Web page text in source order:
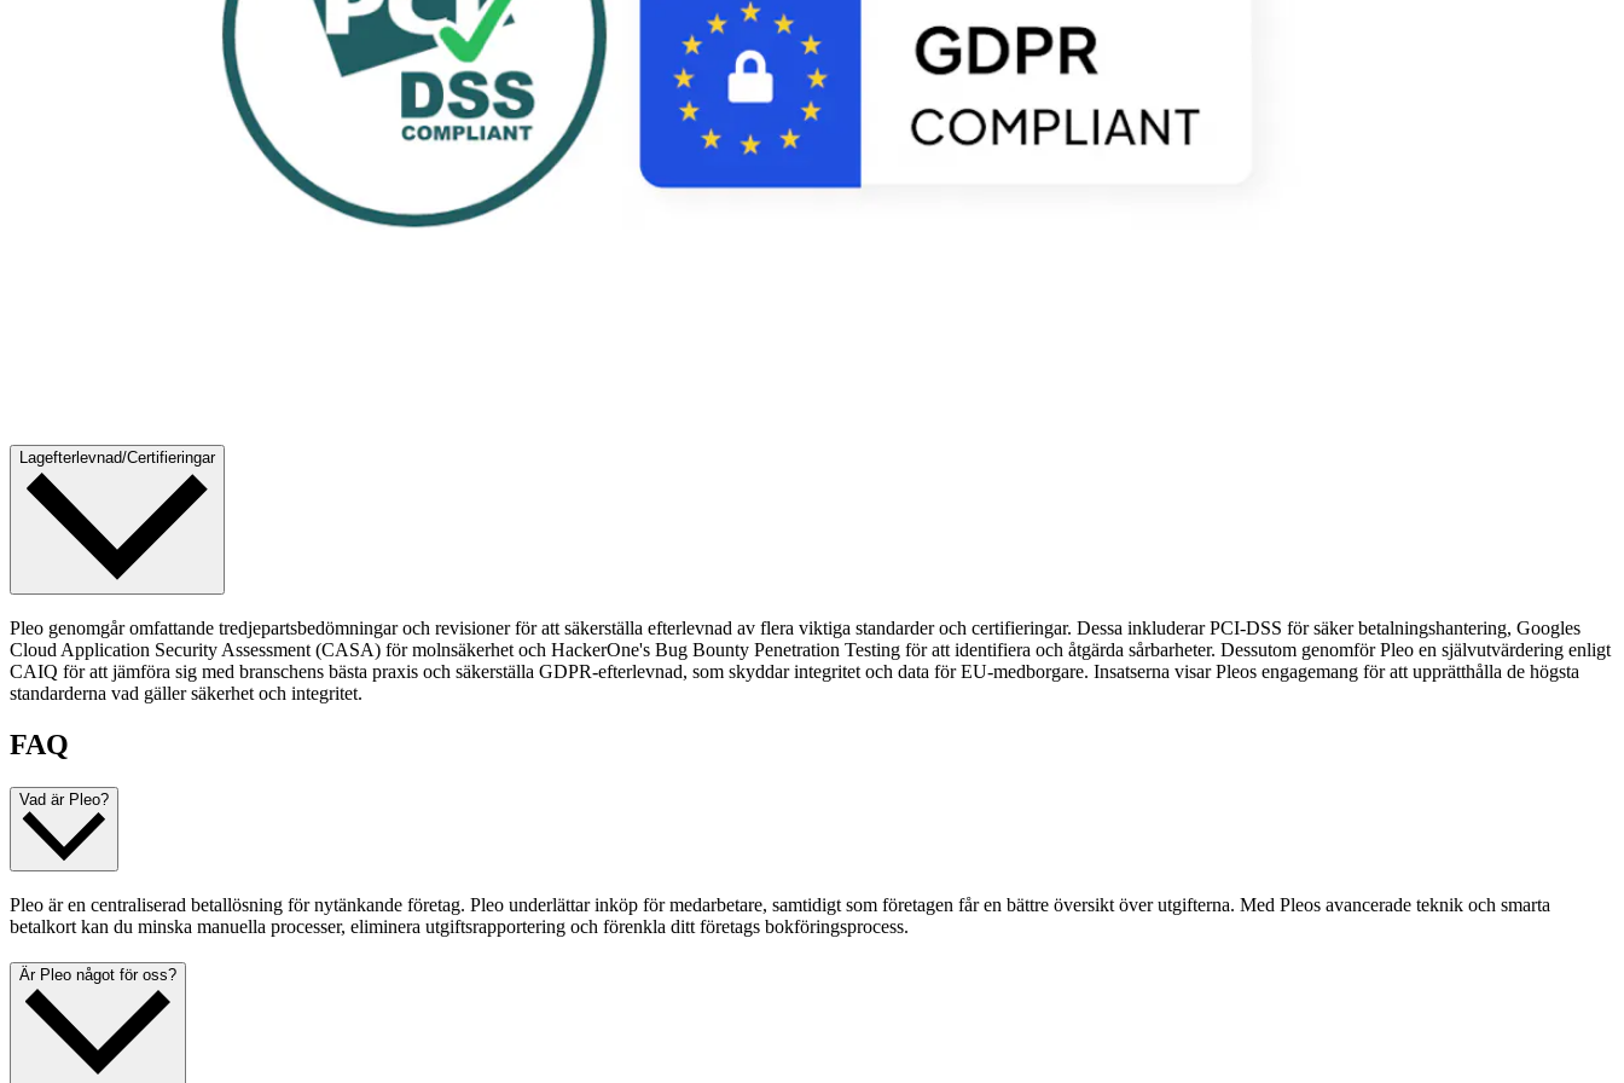
Lagefterlevnad/Certifieringar
Pleo genomgår omfattande tredjepartsbedömningar och revisioner för att säkerställa efterlevnad av flera viktiga standarder och certifieringar. Dessa inkluderar PCI-DSS för säker betalningshantering, Googles
Cloud Application Security Assessment (CASA) för molnsäkerhet och HackerOne's Bug Bounty Penetration Testing för att identifiera och åtgärda sårbarheter. Dessutom genomför Pleo en självutvärdering enligt
CAIQ för att jämföra sig med branschens bästa praxis och säkerställa GDPR-efterlevnad, som skyddar integritet och data för EU-medborgare. Insatserna visar Pleos engagemang för att upprätthålla de högsta
standarderna vad gäller säkerhet och integritet.
FAQ
Vad är Pleo?
Pleo är en centraliserad betallösning för nytänkande företag. Pleo underlättar inköp för medarbetare, samtidigt som företagen får en bättre översikt över utgifterna. Med Pleos avancerade teknik och smarta
betalkort kan du minska manuella processer, eliminera utgiftsrapportering och förenkla ditt företags bokföringsprocess.
Är Pleo något för oss?